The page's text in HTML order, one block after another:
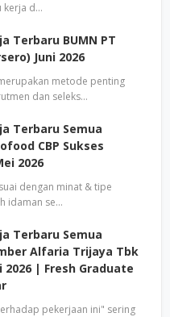
kerja d…
Terbaru BUMN PT
Juni 2026
metode penting
dan seleks…
Terbaru Semua
CBP Sukses
2026
dengan minat & tipe
idaman se…
Terbaru Semua
Alfaria Trijaya Tbk
| Fresh Graduate
pekerjaan ini" sering